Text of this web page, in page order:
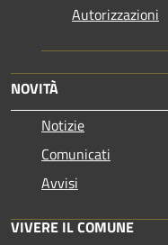
Autorizzazioni
NOVITÀ
Notizie
Comunicati
Avvisi
VIVERE IL COMUNE